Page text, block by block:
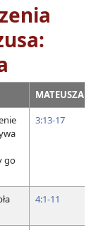
MATEUSZA
go
3:13-17
4:1-11